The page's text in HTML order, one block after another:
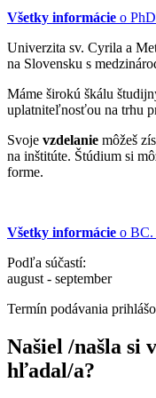
Všetky informácie o
Univerzita sv. Cyrila a
na Slovensku s
Máme širokú škálu
uplatniteľnosťou na trhu
Svoje vzdelanie môžeš
na inštitúte. Štúdium si
forme.
Všetky informácie o
Podľa súčastí:
​​​​​​​august - september
Termín podávania
Našiel /našla si
hľadal/a?